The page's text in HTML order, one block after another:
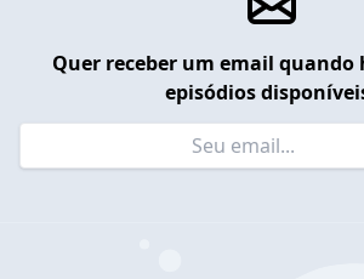
Quer receber um email quando
episódios